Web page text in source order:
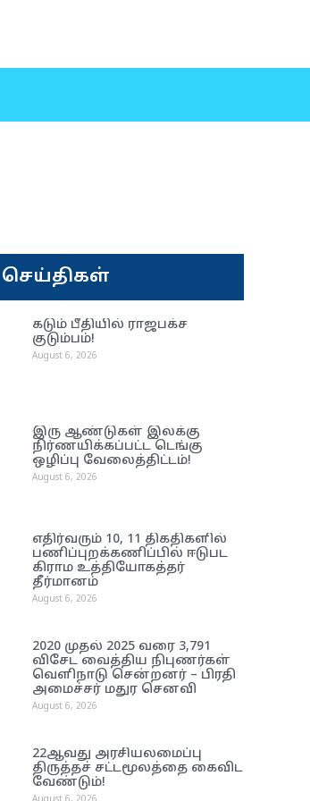
கடும் பீதியில் ராஜபக்ச
குடும்பம்!
August 6, 2026
இரு ஆண்டுகள் இலக்கு
நிர்ணயிக்கப்பட்ட டெங்கு
ஒழிப்பு வேலைத்திட்டம்!
August 6, 2026
எதிர்வரும் 10, 11 திகதிகளில்
பணிப்புறக்கணிப்பில் ஈடுபட
கிராம உத்தியோகத்தர்
தீர்மானம்
August 6, 2026
2020 முதல் 2025 வரை 3,791
விசேட வைத்திய நிபுணர்கள்
வெளிநாடு சென்றனர் – பிரதி
அமைச்சர் மதுர செனவி
August 6, 2026
22ஆவது அரசியலமைப்பு
திருத்தச் சட்டமூலத்தை கைவிட
வேண்டும்!